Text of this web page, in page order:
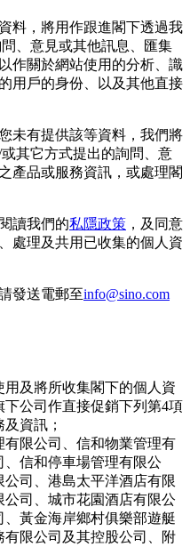
料，將用作跟進閣下透過我
、意見或其他訊息、匯集
作關於網站使用的分析、識
用戶的身份、以及其他直接
未有提供該等資料，我們將
其它方式提出的詢問、意
產品或服務資訊，或處理閣
讀我們的私隱政策 ，及同意
處理及共用已收集的個人資
發送電郵至info@sino.com
及將所收集閣下的個人資
公司作直接促銷下列第4項
資訊；
限公司、信和物業管理有
、信和停車場管理有限公
司、港島太平洋酒店有限
司、城市花園酒店有限公
黃金海岸鄉村俱樂部遊艇
限公司及其控股公司、附